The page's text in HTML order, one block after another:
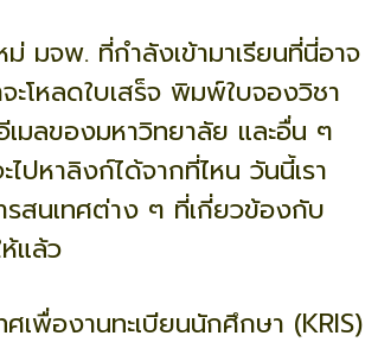
ม่ มจพ. ที่กำลังเข้ามาเรียนที่นี่อาจ
ะโหลดใบเสร็จ พิมพ์ใบจองวิชา
มลของมหาวิทยาลัย และอื่น ๆ
ไปหาลิงก์ได้จากที่ไหน วันนี้เรา
รสนเทศต่าง ๆ ที่เกี่ยวข้องกับ
แล้ว
ศเพื่องานทะเบียนนักศึกษา (KRIS)